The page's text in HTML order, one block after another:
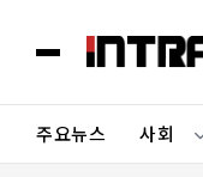
주요뉴스 사회